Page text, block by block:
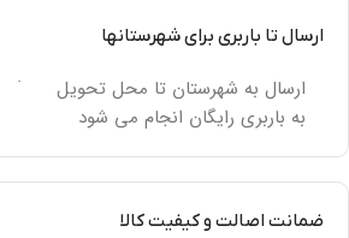
ارسال تا باربری برای شهرستانها
ارسال به شهرستان تا محل تحویل
به باربری رایگان انجام می شود
.
ضمانت اصالت و کیفیت کالا